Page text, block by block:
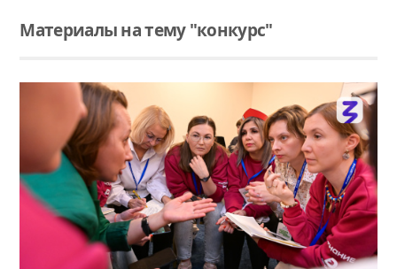
Материалы на тему "конкурс"
Читать